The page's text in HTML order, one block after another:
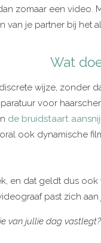
zomaar een
van je partner bij
Wat
wijze, zonder
voor
de bruidstaart
ook dynamische
en dat geldt dus
past zich
van jullie dag